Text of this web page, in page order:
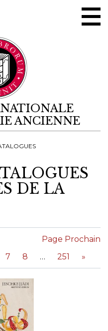
ANCIENNE
DE LA
7 8 251 »
Page Prochain